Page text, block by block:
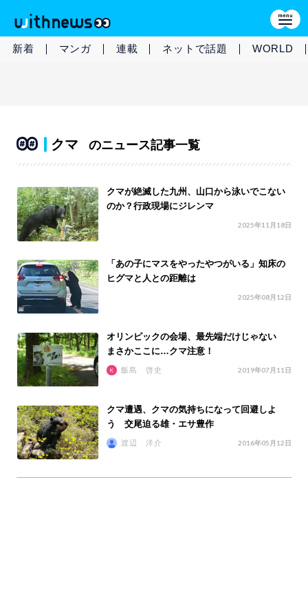
新着 マンガ 連載 ネットで話題 WORLD
クマ のニュース記事一覧
クマが絶滅した九州、山口から泳いでこない
のか？行政現場にジレンマ
2025年11月18日
「あの子にマスをやったやつがいる」知床の
ヒグマと人との距離は
2025年08月12日
オリンピックの会場、最先端だけじゃない
まさかここに…クマ注意！
飯島 啓史 2019年07月11日
クマ遭遇、クマの気持ちになって回避しよ
う 交尾迫る雄・エサ豊作
渡辺 洋介 2016年05月12日